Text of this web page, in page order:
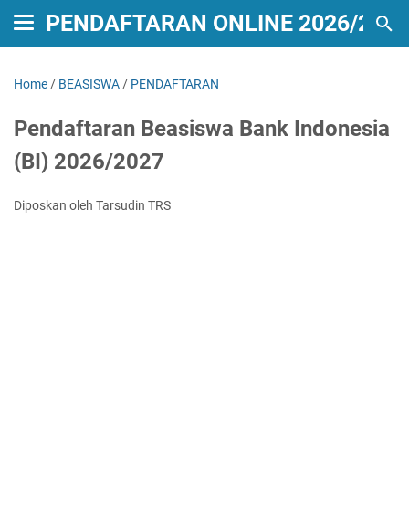
PENDAFTARAN ONLINE 2026/2027
Home / BEASISWA / PENDAFTARAN
Pendaftaran Beasiswa Bank Indonesia
(BI) 2026/2027
Diposkan oleh Tarsudin TRS